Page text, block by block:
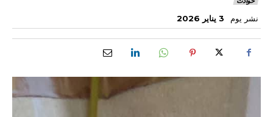
نشر يوم 3 يناير 2026